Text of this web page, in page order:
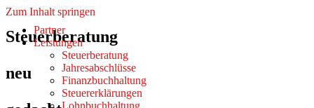
Zum Inhalt springen
Partner
Leistungen
Steuerberatung
Jahresabschlüsse
Finanzbuchhaltung
Steuererklärungen
Lohnbuchhaltung
Steuerberatung
neu